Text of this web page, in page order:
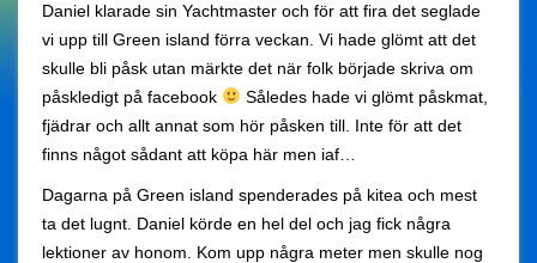
Daniel klarade sin Yachtmaster och för att fira det seglade
vi upp till Green island förra veckan. Vi hade glömt att det
skulle bli påsk utan märkte det när folk började skriva om
påskledigt på facebook
Således hade vi glömt påskmat,
fjädrar och allt annat som hör påsken till. Inte för att det
finns något sådant att köpa här men iaf…
Dagarna på Green island spenderades på kitea och mest
ta det lugnt. Daniel körde en hel del och jag fick några
lektioner av honom. Kom upp några meter men skulle nog